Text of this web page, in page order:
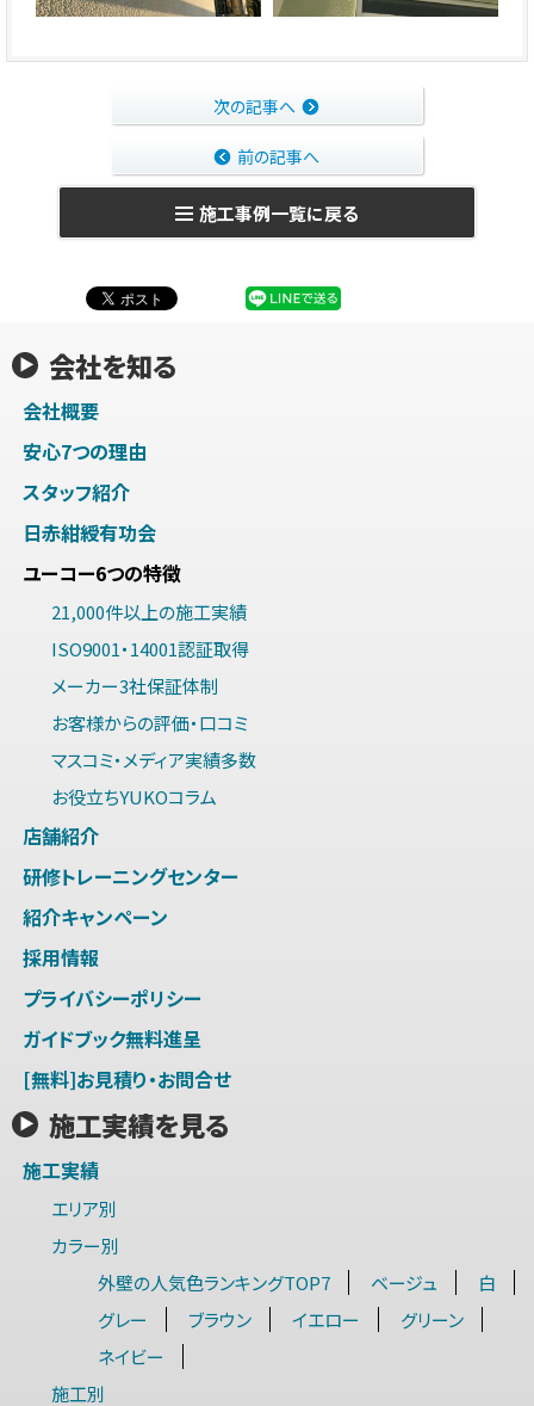
次の記事へ
前の記事へ
施工事例一覧に戻る
会社を知る
会社概要
安心7つの理由
スタッフ紹介
日赤紺綬有功会
ユーコー6つの特徴
21,000件以上の施工実績
ISO9001・14001認証取得
メーカー3社保証体制
お客様からの評価・口コミ
マスコミ・メディア実績多数
お役立ちYUKOコラム
店舗紹介
研修トレーニングセンター
紹介キャンペーン
採用情報
プライバシーポリシー
ガイドブック無料進呈
[無料]お見積り・お問合せ
施工実績を見る
施工実績
エリア別
カラー別
外壁の人気色ランキングTOP7
ベージュ
白
グレー
ブラウン イエロー
グリーン
ネイビー
施工別